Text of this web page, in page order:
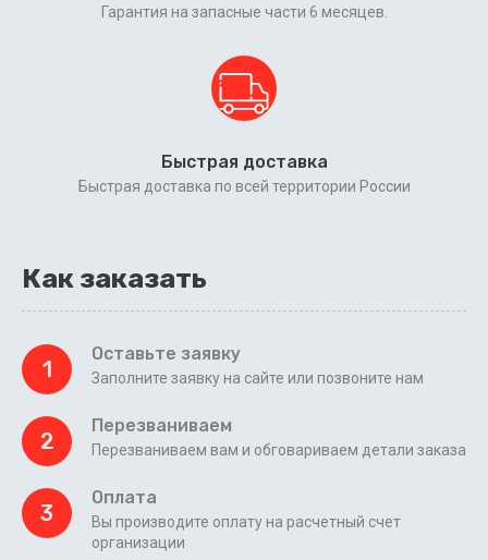
Гарантия на запасные части 6 месяцев.
Быстрая доставка
Быстрая доставка по всей территории России
Как заказать
1
Оставьте заявку
Заполните заявку на сайте или позвоните нам
2
Перезваниваем
Перезваниваем вам и обговариваем детали заказа
3
Оплата
Вы производите оплату на расчетный счет
организации